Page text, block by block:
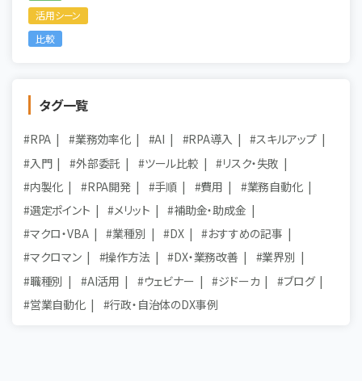
活用シーン
比較
タグ一覧
#RPA #業務効率化 #AI #RPA導入
#スキルアップ
#入門
#外部委託 #ツール比較
#リスク・失敗
#内製化
#RPA開発 #手順 #費用
#業務自動化
#選定ポイント
#メリット
#補助金・助成金
#マクロ・VBA
#業種別 #DX
#おすすめの記事
#マクロマン
#操作方法 #DX・業務改善
#業界別
#職種別
#AI活用 #ウェビナー #ジドーカ
#ブログ
#営業自動化
#行政・自治体のDX事例